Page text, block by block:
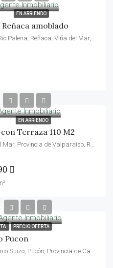
EN ARRIENDO
amoblado
EN ARRIENDO
Terraza 110 M2
Jardín del Mar, Reñaca, Viña del Mar, Provincia de Valparaíso, Región de Valparaíso, 2540070, Chile
PRECIO OFERTA
Pucon